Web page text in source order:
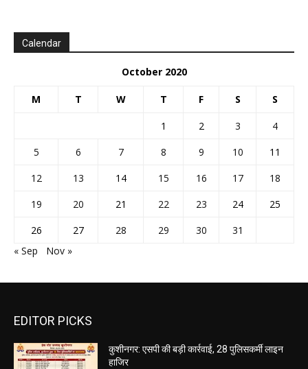
Calendar
October 2020
M T W T F S S
1 2 3
4
5
6 7 8 9 10
11
12
13 14 15 16 17
18
19
20 21 22 23 24
25
26
27 28 29 30
31
« Sep
Nov »
EDITOR PICKS
कुशीनगर: एसपी की बड़ी कार्रवाई, 28 पुलिसकर्मी लाइन
हाजिर